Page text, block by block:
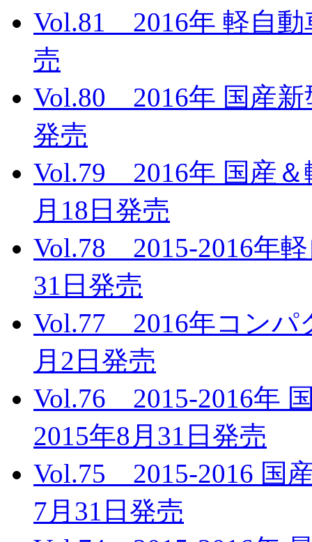
Vol.81 2016年 軽自
売
Vol.80 2016年 国産
発売
Vol.79 2016年 国産
月18日発売
Vol.78 2015-2016年
31日発売
Vol.77 2016年コンパ
月2日発売
Vol.76 2015-2016年
2015年8月31日発売
Vol.75 2015-2016 国
7月31日発売